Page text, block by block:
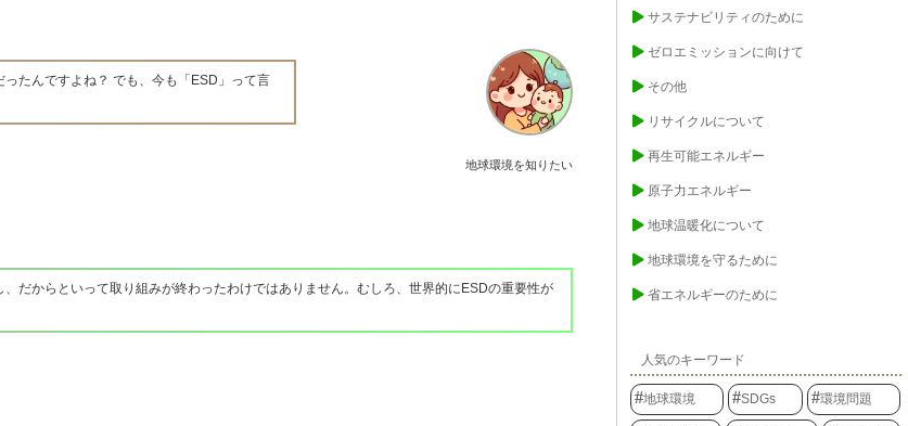
地球環境を知りたい
たんですよね？ でも、今も「ESD」って言
だからといって取り組みが終わったわけではありません。むしろ、世界的にESDの重要性が
サステナビリティのために
ゼロエミッションに向けて
その他
リサイクルについて
再生可能エネルギー
原子力エネルギー
地球温暖化について
地球環境を守るために
省エネルギーのために
人気のキーワード
地球環境 SDGs 環境問題